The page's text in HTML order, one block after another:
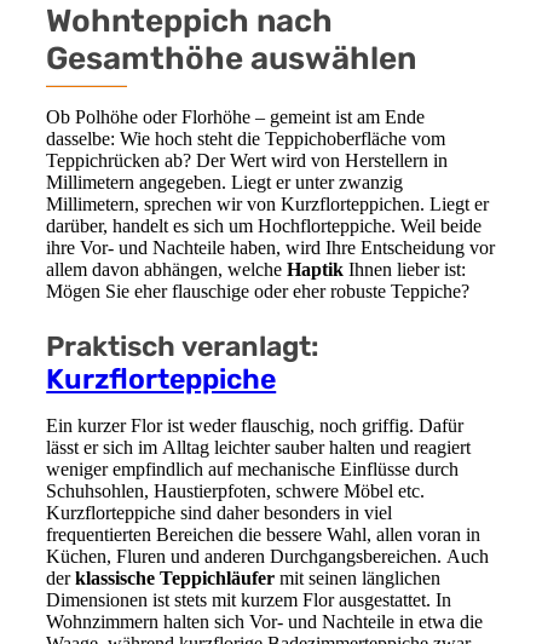
Wohnteppich nach
Gesamthöhe auswählen
Ob Polhöhe oder Florhöhe – gemeint ist am Ende
dasselbe: Wie hoch steht die Teppichoberfläche vom
Teppichrücken ab? Der Wert wird von Herstellern in
Millimetern angegeben. Liegt er unter zwanzig
Millimetern, sprechen wir von Kurzflorteppichen. Liegt er
darüber, handelt es sich um Hochflorteppiche. Weil beide
ihre Vor- und Nachteile haben, wird Ihre Entscheidung vor
allem davon abhängen, welcheHaptik Ihnen lieber ist:
Mögen Sie eher flauschige oder eher robuste Teppiche?
Praktisch veranlagt:
Kurzflorteppiche
Ein kurzer Flor ist weder flauschig, noch griffig. Dafür
lässt er sich im Alltag leichter sauber halten und reagiert
weniger empfindlich auf mechanische Einflüsse durch
Schuhsohlen, Haustierpfoten, schwere Möbel etc.
Kurzflorteppiche sind daher besonders in viel
frequentierten Bereichen die bessere Wahl, allen voran in
Küchen, Fluren und anderen Durchgangsbereichen. Auch
derklassische Teppichläufer mit seinen länglichen
Dimensionen ist stets mit kurzem Flor ausgestattet. In
Wohnzimmern halten sich Vor- und Nachteile in etwa die